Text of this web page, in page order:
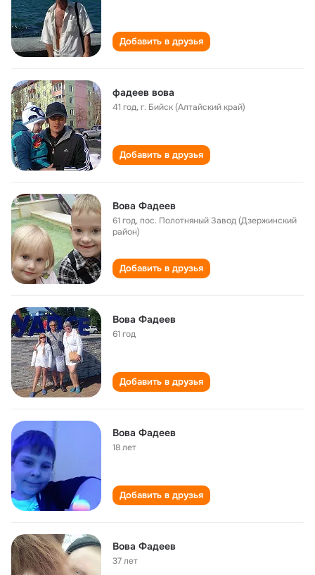
Добавить в друзья
фадеев вова
41 год,г. Бийск (Алтайский край)
Добавить в друзья
Вова Фадеев
61 год,пос. Полотняный Завод (Дзержинский
район)
Добавить в друзья
Вова Фадеев
61 год
Добавить в друзья
Вова Фадеев
18 лет
Добавить в друзья
Вова Фадеев
37 лет